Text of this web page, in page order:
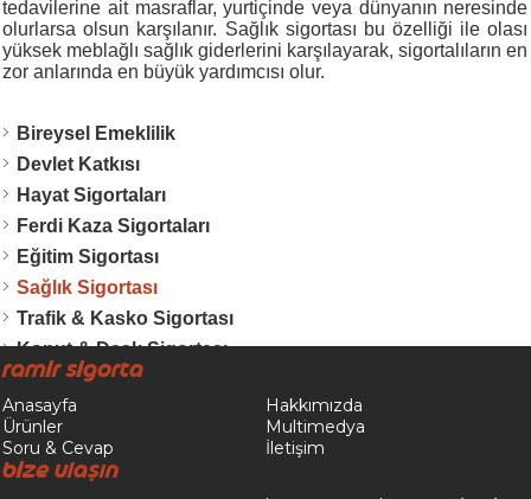
tedavilerine ait masraflar, yurtiçinde veya dünyanın neresinde
olurlarsa olsun karşılanır. Sağlık sigortası bu özelliği ile olası
yüksek meblağlı sağlık giderlerini karşılayarak, sigortalıların en
zor anlarında en büyük yardımcısı olur.
Bireysel Emeklilik
Devlet Katkısı
Hayat Sigortaları
Ferdi Kaza Sigortaları
Eğitim Sigortası
Sağlık Sigortası
Trafik & Kasko Sigortası
Konut & Dask Sigortası
İşyeri Sigortaları
Tekne & Nakliyat Sigortası
Ramir Sigorta
Anasayfa
Hakkımızda
Ürünler
Multimedya
Soru & Cevap
İletişim
Bize Ulaşın